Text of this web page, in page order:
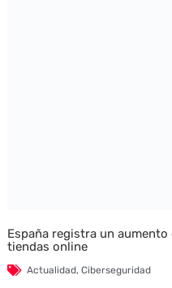
España registra un
tiendas online
Actualidad, Ciberseguridad